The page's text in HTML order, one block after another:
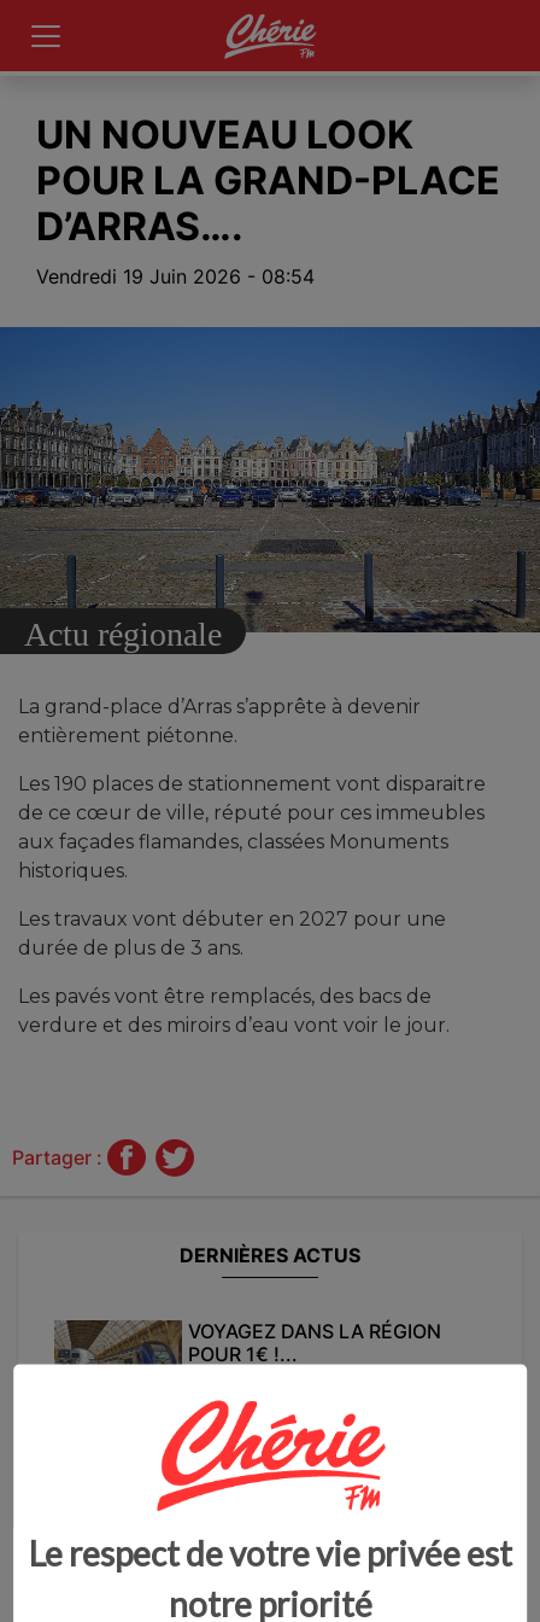
UN NOUVEAU LOOK
POUR LA GRAND-PLACE
D’ARRAS….
Vendredi 19 Juin 2026 - 08:54
Actu régionale
La grand-place d’Arras s’apprête à devenir
entièrement piétonne.
Les 190 places de stationnement vont disparaitre
de ce cœur de ville, réputé pour ces immeubles
aux façades flamandes, classées Monuments
historiques.
Les travaux vont débuter en 2027 pour une
durée de plus de 3 ans.
Les pavés vont être remplacés, des bacs de
verdure et des miroirs d’eau vont voir le jour.
Partager :
DERNIÈRES ACTUS
VOYAGEZ DANS LA RÉGION
POUR 1€ !...
L'opération éTER de retour dans la...
vendredi 17 juillet - 09:57
UNE POLICE MUNICIPALE
Une police municipale plus importa...
jeudi 16 juillet - 10:51
Le respect de votre vie privée est
notre priorité